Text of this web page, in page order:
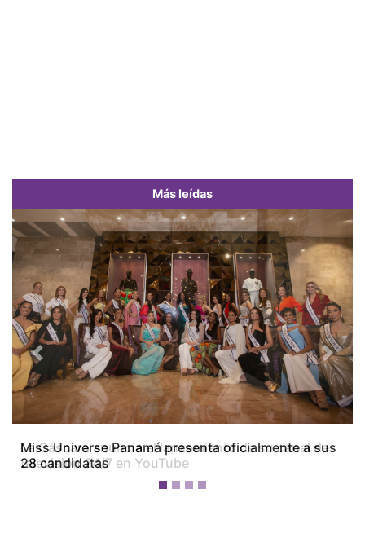
Más leídas
Miss Universe Panamá presenta oficialmente a sus
28 candidatas
Previous Next